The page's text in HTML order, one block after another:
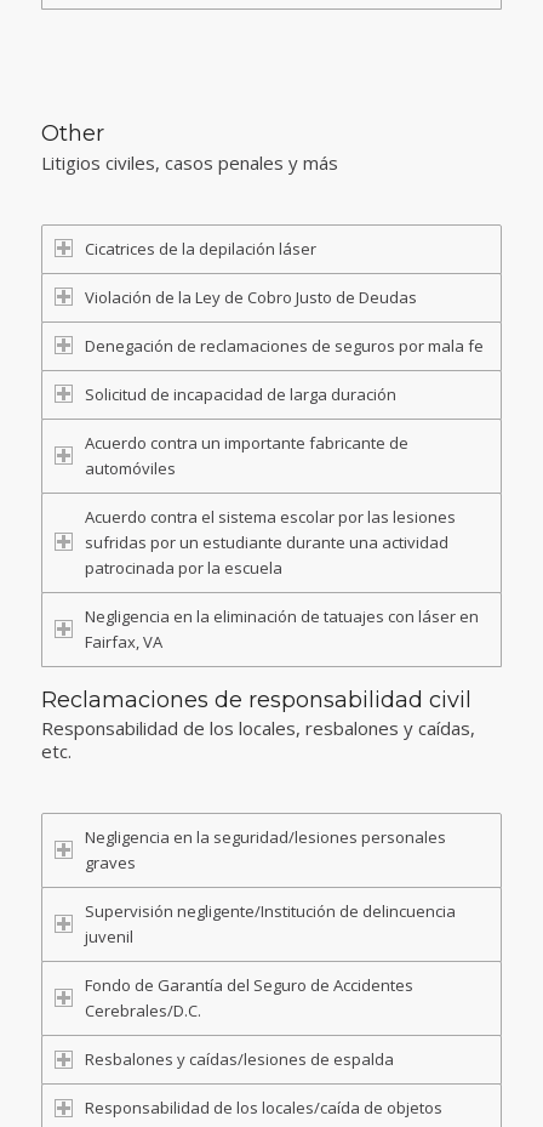
Other
Litigios civiles, casos penales y más
Cicatrices de la depilación láser
Violación de la Ley de Cobro Justo de Deudas
Denegación de reclamaciones de seguros por mala fe
Solicitud de incapacidad de larga duración
Acuerdo contra un importante fabricante de
automóviles
Acuerdo contra el sistema escolar por las lesiones
sufridas por un estudiante durante una actividad
patrocinada por la escuela
Negligencia en la eliminación de tatuajes con láser en
Fairfax, VA
Reclamaciones de responsabilidad civil
Responsabilidad de los locales, resbalones y caídas,
etc.
Negligencia en la seguridad/lesiones personales
graves
Supervisión negligente/Institución de delincuencia
juvenil
Fondo de Garantía del Seguro de Accidentes
Cerebrales/D.C.
Resbalones y caídas/lesiones de espalda
Responsabilidad de los locales/caída de objetos